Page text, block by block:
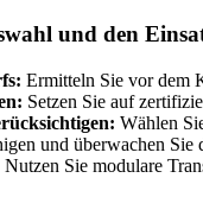
und den
Ermitteln Sie vor dem
Setzen Sie auf
Wählen
und überwachen Sie
Nutzen Sie modulare